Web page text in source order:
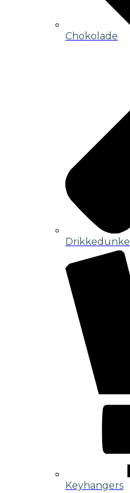
Chokolade
Drikkedunke
Keyhangers